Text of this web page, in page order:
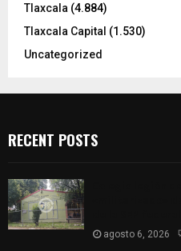
Tlaxcala (4.884)
Tlaxcala Capital (1.530)
Uncategorized
RECENT POSTS
agosto 6, 2026